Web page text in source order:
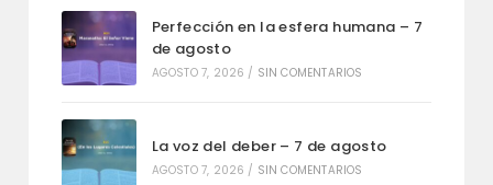
Perfección en la esfera humana – 7
de agosto
AGOSTO 7, 2026 / SIN COMENTARIOS
La voz del deber – 7 de agosto
AGOSTO 7, 2026 / SIN COMENTARIOS